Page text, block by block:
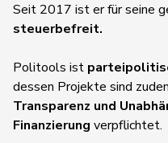
Seit 2017 ist er für seine
steuerbefreit.
Politools ist
dessen Projekte sind
Transparenz und
Finanzierung verpflichtet.